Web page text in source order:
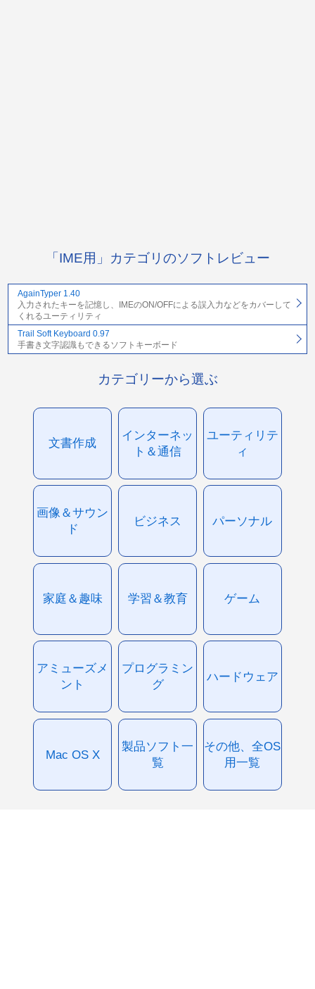
「IME用」カテゴリのソフトレビュー
AgainTyper 1.40
入力されたキーを記憶し、IMEのON/OFFによる誤入力などをカバーして
くれるユーティリティ
Trail Soft Keyboard 0.97
手書き文字認識もできるソフトキーボード
カテゴリーから選ぶ
文書作成
インターネッ
ト＆通信
ユーティリテ
ィ
画像＆サウン
ド
ビジネス パーソナル
家庭＆趣味 学習＆教育 ゲーム
アミューズメ
ント
プログラミン
グ
ハードウェア
Mac OS X
製品ソフト一
覧
その他、全OS
用一覧